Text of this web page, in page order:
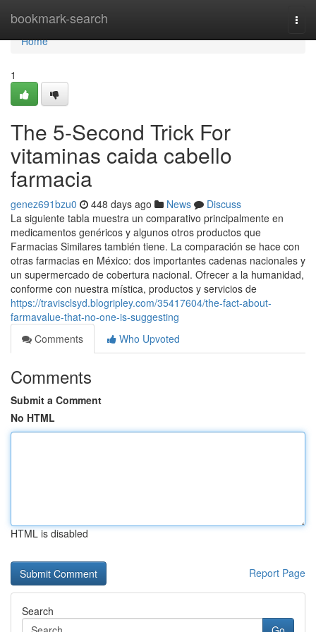
bookmark-search
Home
Home
1
The 5-Second Trick For
vitaminas caida cabello
farmacia
genez691bzu0 448 days ago News
Discuss
La siguiente tabla muestra un comparativo principalmente en
medicamentos genéricos y algunos otros productos que
Farmacias Similares también tiene. La comparación se hace con
otras farmacias en México: dos importantes cadenas nacionales y
un supermercado de cobertura nacional. Ofrecer a la humanidad,
conforme con nuestra mística, productos y servicios de
https://travisclsyd.blogripley.com/35417604/the-fact-about-
farmavalue-that-no-one-is-suggesting
Comments
Who Upvoted
Comments
Submit a Comment
No HTML
HTML is disabled
Report Page
Search